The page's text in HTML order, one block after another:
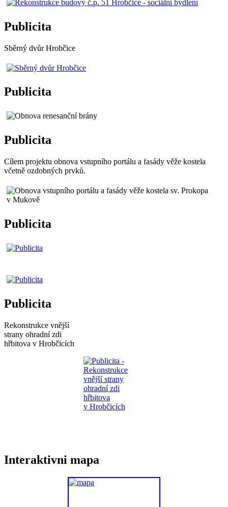
Publicita
Sběrný dvůr Hrobčice
Publicita
Publicita
Cílem projektu obnova vstupního portálu a fasády věže kostela
včetně ozdobných prvků.
Publicita
Publicita
Rekonstrukce vnější
strany ohradní zdi
hřbitova v Hrobčicích
Interaktivni mapa